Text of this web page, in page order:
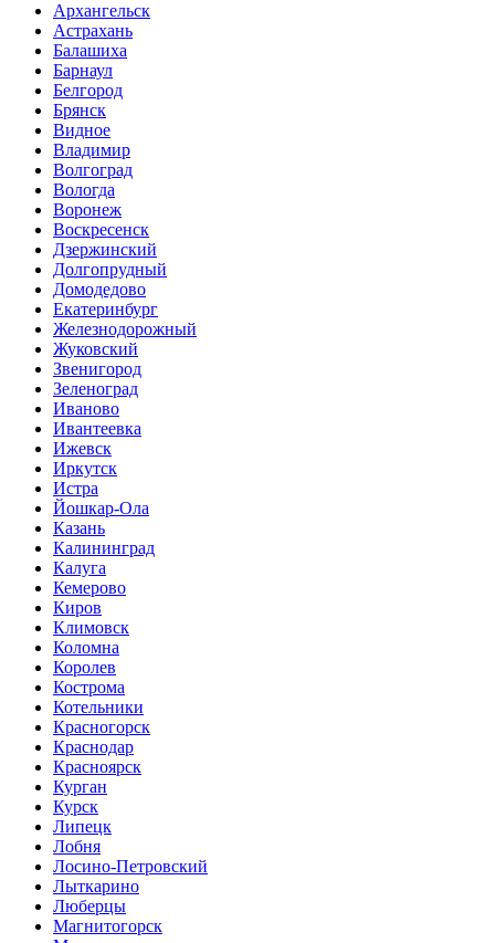
Архангельск
Астрахань
Балашиха
Барнаул
Белгород
Брянск
Видное
Владимир
Волгоград
Вологда
Воронеж
Воскресенск
Дзержинский
Долгопрудный
Домодедово
Екатеринбург
Железнодорожный
Жуковский
Звенигород
Зеленоград
Иваново
Ивантеевка
Ижевск
Иркутск
Истра
Йошкар-Ола
Казань
Калининград
Калуга
Кемерово
Киров
Климовск
Коломна
Королев
Кострома
Котельники
Красногорск
Краснодар
Красноярск
Курган
Курск
Липецк
Лобня
Лосино-Петровский
Лыткарино
Люберцы
Магнитогорск